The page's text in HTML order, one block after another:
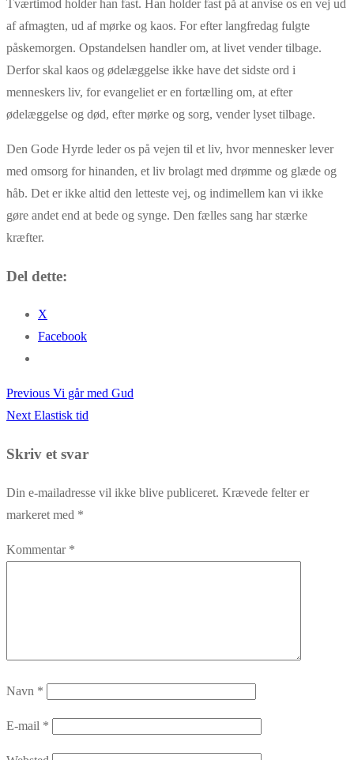
Tværtimod holder han fast. Han holder fast på at anvise os en vej ud
af afmagten, ud af mørke og kaos. For efter langfredag fulgte
påskemorgen. Opstandelsen handler om, at livet vender tilbage.
Derfor skal kaos og ødelæggelse ikke have det sidste ord i
menneskers liv, for evangeliet er en fortælling om, at efter
ødelæggelse og død, efter mørke og sorg, vender lyset tilbage.
Den Gode Hyrde leder os på vejen til et liv, hvor mennesker lever
med omsorg for hinanden, et liv brolagt med drømme og glæde og
håb. Det er ikke altid den letteste vej, og indimellem kan vi ikke
gøre andet end at bede og synge. Den fælles sang har stærke
kræfter.
Del dette:
X
Facebook
Indlægsnavigation
Previous Previous
post:
Vi går med Gud
Next Next
Elastisk tid
Skriv et svar
Din e-mailadresse vil ikke blive publiceret. Krævede felter er
markeret med *
Kommentar *
Navn *
E-mail *